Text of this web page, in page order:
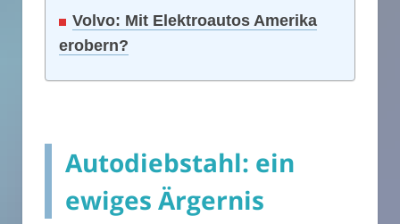
Volvo: Mit Elektroautos Amerika
erobern?
Autodiebstahl: ein
ewiges Ärgernis